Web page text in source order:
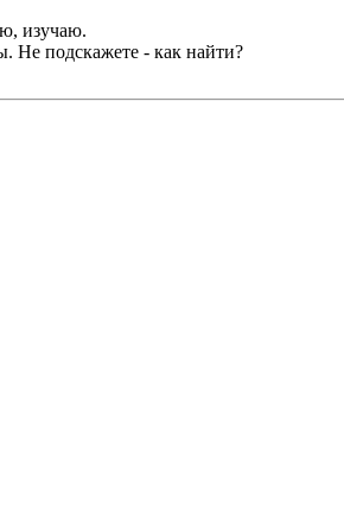
изучаю.
Не подскажете - как найти?